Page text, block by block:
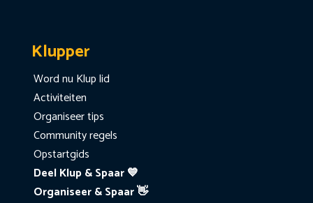
Klupper
Word nu Klup lid
Activiteiten
Organiseer tips
Community regels
Opstartgids
Deel Klup & Spaar 💙
Organiseer & Spaar 👋